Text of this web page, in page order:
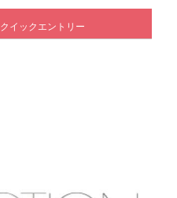
クイックエントリー